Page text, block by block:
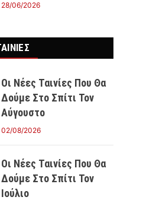
28/06/2026
Οι Νέες Ταινίες Που Θα
Δούμε Στο Σπίτι Τον
Αύγουστο
02/08/2026
Οι Νέες Ταινίες Που Θα
Δούμε Στο Σπίτι Τον
Ιούλιο